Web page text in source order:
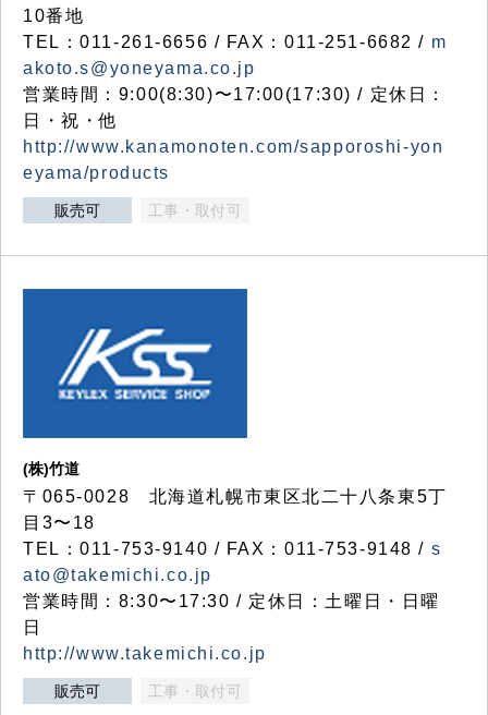
10番地
TEL：011-261-6656 / FAX：011-251-6682 / m
akoto.s@yoneyama.co.jp
営業時間：9:00(8:30)〜17:00(17:30) / 定休日：
日・祝・他
http://www.kanamonoten.com/sapporoshi-yon
eyama/products
販売可 工事・取付可
(株)竹道
〒065-0028 北海道札幌市東区北二十八条東5丁
目3〜18
TEL：011-753-9140 / FAX：011-753-9148 / s
ato@takemichi.co.jp
営業時間：8:30〜17:30 / 定休日：土曜日・日曜
日
http://www.takemichi.co.jp
販売可 工事・取付可